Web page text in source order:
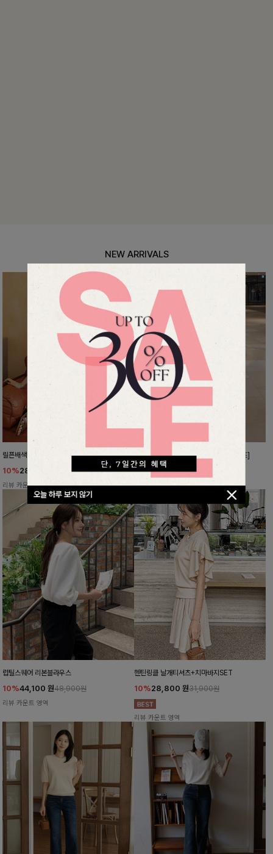
오늘 하루 보지 않기
NEW ARRIVALS
릴픈배색 링클블라우스
10%28,800 31,900원
리뷰 카운트 영역
멋진핏완성 일자배기슬랙스[S,M,L사이즈]
10%29,700원32,900원
리뷰 카운트 영역
럽틸스퀘어 리본블라우스
10%44,100 원48,900원
리뷰 카운트 영역
헨틴링클 날개티셔츠+치마바지SET
10%28,800 원31,900원
리뷰 카운트 영역